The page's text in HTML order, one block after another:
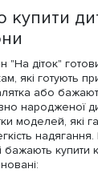
купити
"На діток"
які готують
або
народженої
моделей, які
бажають купити